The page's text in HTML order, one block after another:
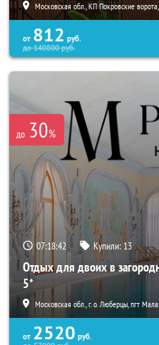
Московская обл., КП Покровские
от 812 руб.
до140800руб.
до 30%
07:18:41 Купили: 13
Отдых для двоих в
5*
Московская обл., г. о. Люберцы, пгт
от 2520 руб.